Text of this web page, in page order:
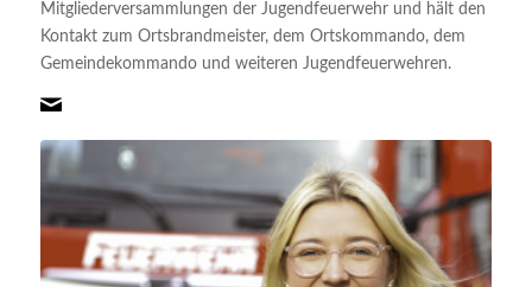
Mitgliederversammlungen der Jugendfeuerwehr und hält den
Kontakt zum Ortsbrandmeister, dem Ortskommando, dem
Gemeindekommando und weiteren Jugendfeuerwehren.